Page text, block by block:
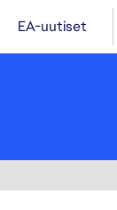
EA-uutiset